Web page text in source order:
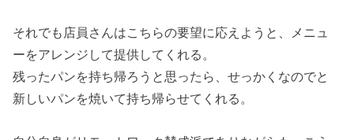
それでも店員さんはこちらの要望に応えようと、メニュ
ーをアレンジして提供してくれる。
残ったパンを持ち帰ろうと思ったら、せっかくなのでと
新しいパンを焼いて持ち帰らせてくれる。